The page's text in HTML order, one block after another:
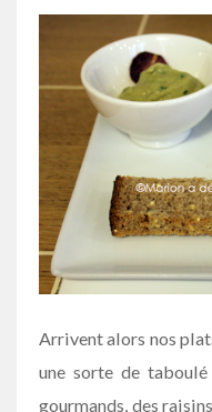
Arrivent alors nos
une sorte de
gourmands, des